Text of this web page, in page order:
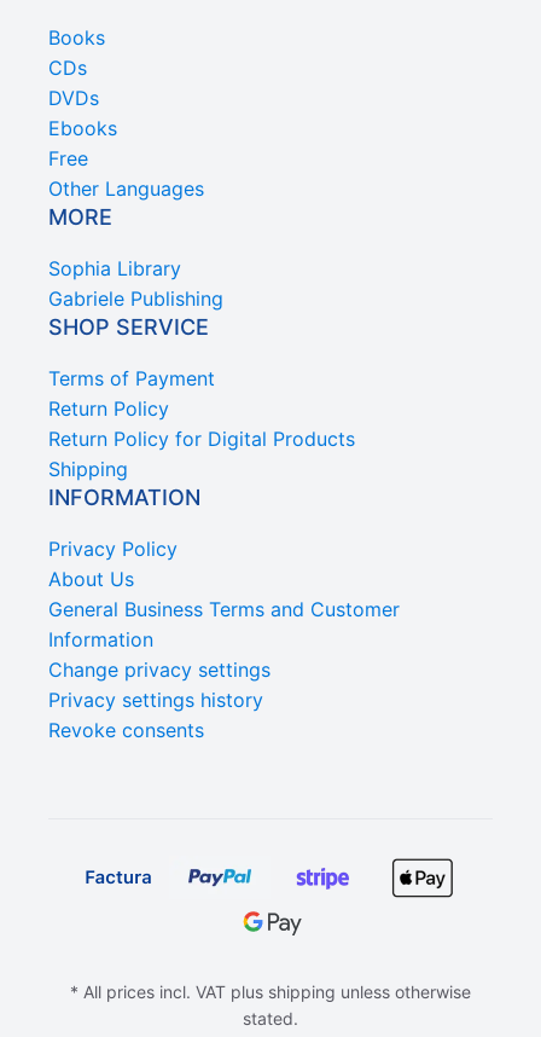
Books
CDs
DVDs
Ebooks
Free
Other Languages
MORE
Sophia Library
Gabriele Publishing
SHOP SERVICE
Terms of Payment
Return Policy
Return Policy for Digital Products
Shipping
INFORMATION
Privacy Policy
About Us
General Business Terms and Customer
Information
Change privacy settings
Privacy settings history
Revoke consents
* All prices incl. VAT plus shipping unless otherwise
stated.